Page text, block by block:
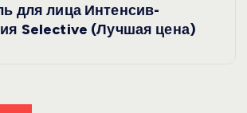
для лица Интенсив-
Selective (Лучшая цена)